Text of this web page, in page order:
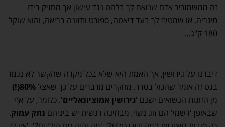
זה ממשמזכיר אדם שנואם לך בלהט נגד עישון אך מחזיק בידו
סיגריה, או שמטיף לך בעד דיאטה, ספורט ותזונה בריאה, והוא שוקל
180 ק"ג…
דיברנו על גירושין, אך האמת היא שלא בכל מקרה שהקשר לא נגמר
בגט זה אומר שהכול בסדר. מחקרים מדברים על כך שאצל 80%(!)
מן הזוגות הנשואים ישנם 'גירושין אמוציונאליים'. כלומר, על אף
שבאופן 'רשמי' הם זוג נשוי, מבחינה רגשית יש ביניהם נתק עמוק.